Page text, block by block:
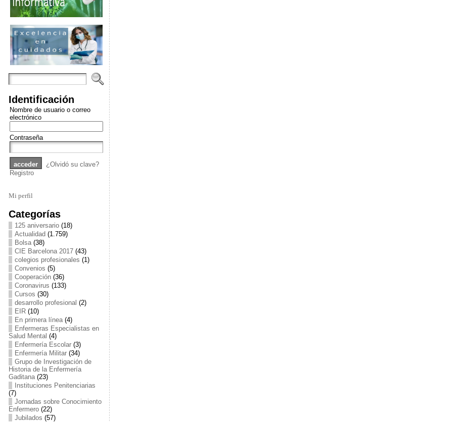
Identificación
Nombre de usuario o correo
electrónico
Contraseña
¿Olvidó su clave?
Registro
Mi perfil
Categorías
125 aniversario(18)
Actualidad (1.759)
Bolsa(38)
CIE Barcelona 2017(43)
colegios profesionales (1)
Convenios (5)
Cooperación(36)
Coronavirus (133)
Cursos (30)
desarrollo profesional (2)
EIR(10)
En primera línea(4)
Enfermeras Especialistas en
Salud Mental (4)
Enfermería Escolar(3)
Enfermería Militar(34)
Grupo de Investigación de
Historia de la Enfermería
Gaditana(23)
Instituciones Penitenciarias
(7)
Jornadas sobre Conocimiento
Enfermero(22)
Jubilados (57)